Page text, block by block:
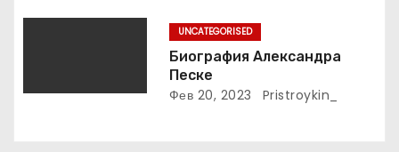
я
UNCATEGORISED
Биография Александра
Песке
Фев 20, 2023 Pristroykin_